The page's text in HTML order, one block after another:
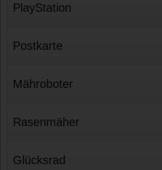
PlayStation
Postkarte
Mähroboter
Rasenmäher
Glücksrad